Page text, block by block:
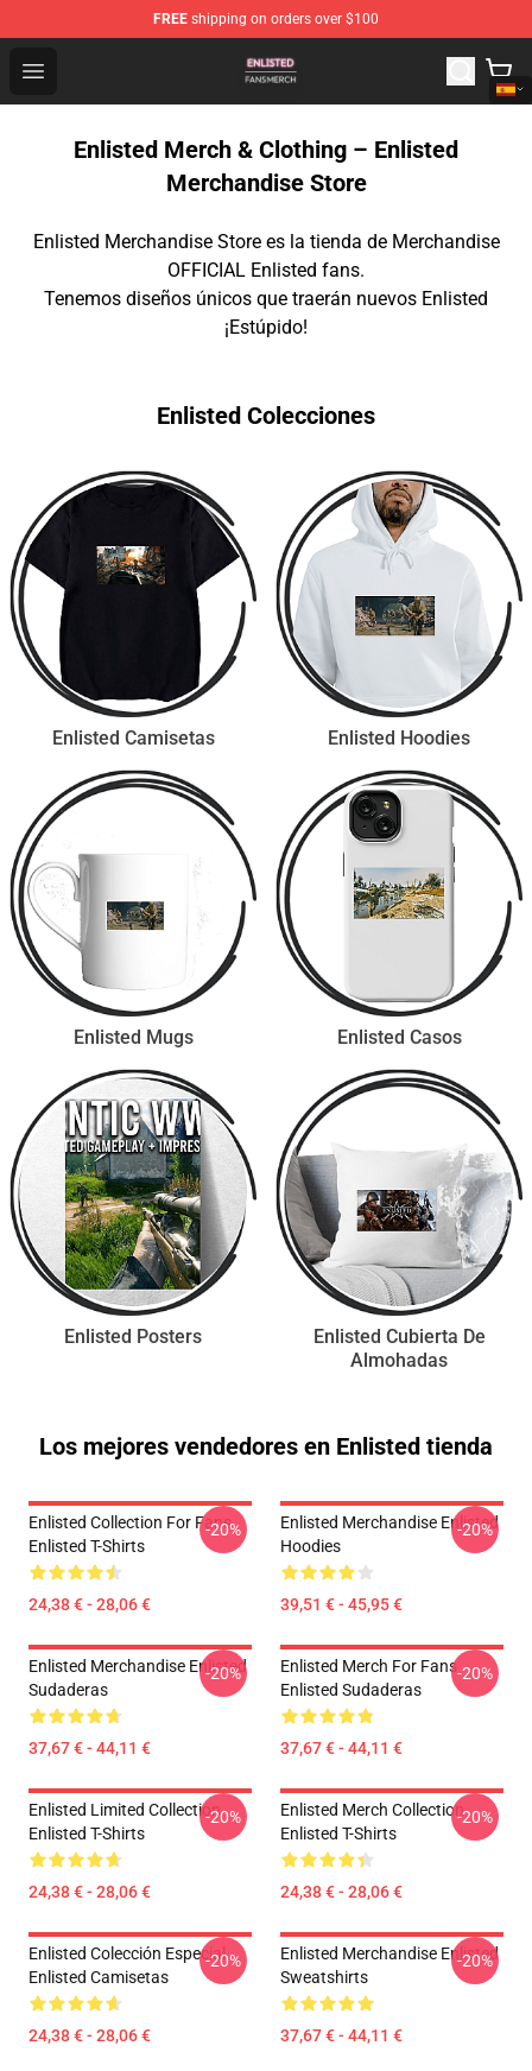
FREE shipping on orders over $100
Open menu
Enlisted Shop - Official Enlisted Merchandise Store
Enlisted Merch & Clothing – Enlisted
Merchandise Store
Enlisted Merchandise Store es la tienda de Merchandise
OFFICIAL Enlisted fans.
Tenemos diseños únicos que traerán nuevos Enlisted
¡Estúpido!
Enlisted Colecciones
Enlisted Camisetas Enlisted Hoodies
Enlisted Mugs Enlisted Casos
Enlisted Posters
Enlisted Cubierta De
Almohadas
Los mejores vendedores en Enlisted tienda
Enlisted Collection For Fans
Enlisted T-Shirts
24,38 € - 28,06 €
-20%
Enlisted Merchandise Enlisted
Hoodies
39,51 € - 45,95 €
-20%
Enlisted Merchandise Enlisted
Sudaderas
37,67 € - 44,11 €
-20%
Enlisted Merch For Fans
Enlisted Sudaderas
37,67 € - 44,11 €
-20%
Enlisted Limited Collection
Enlisted T-Shirts
24,38 € - 28,06 €
-20%
Enlisted Merch Collection
Enlisted T-Shirts
24,38 € - 28,06 €
-20%
Enlisted Colección Especial
Enlisted Camisetas
24,38 € - 28,06 €
-20%
Enlisted Merchandise Enlisted
Sweatshirts
37,67 € - 44,11 €
-20%